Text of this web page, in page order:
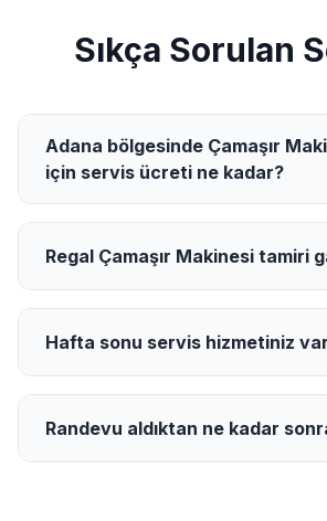
Sıkça Sorulan
Adana bölgesinde Çamaşır
için servis ücreti ne kadar?
Regal Çamaşır Makinesi tamiri
Hafta sonu servis hizmetiniz var
Randevu aldıktan ne kadar